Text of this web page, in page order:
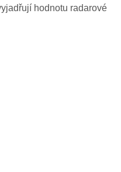
hodnotu radarové